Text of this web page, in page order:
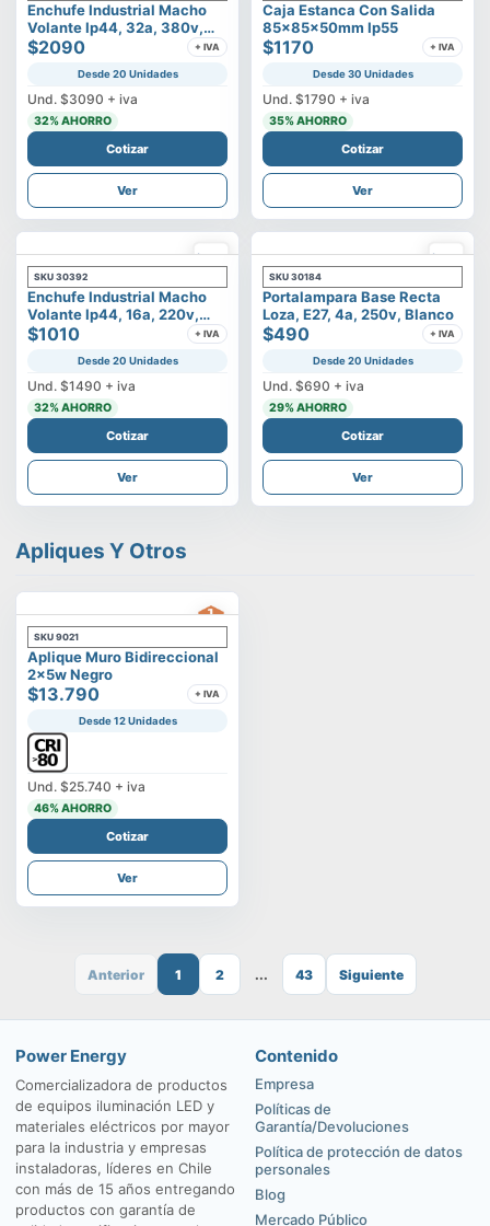
Enchufe Industrial Macho
Volante Ip44, 32a, 380v,
3p+t
$2090 + IVA
Desde 20 Unidades
Und. $3090 + iva
32% AHORRO
Cotizar
Ver
Caja Estanca Con Salida
85x85x50mm Ip55
$1170 + IVA
Desde 30 Unidades
Und. $1790 + iva
35% AHORRO
Cotizar
Ver
SKU 30392
Enchufe Industrial Macho
Volante Ip44, 16a, 220v,
2p+t
$1010 + IVA
Desde 20 Unidades
Und. $1490 + iva
32% AHORRO
Cotizar
Ver
SKU 30184
Portalampara Base Recta
Loza, E27, 4a, 250v, Blanco
$490 + IVA
Desde 20 Unidades
Und. $690 + iva
29% AHORRO
Cotizar
Ver
Apliques Y Otros
SKU 9021
Aplique Muro Bidireccional
2x5w Negro
$13.790 + IVA
Desde 12 Unidades
Und. $25.740 + iva
46% AHORRO
Cotizar
Ver
Anterior 1 2 ... 43 Siguiente
Power Energy
Comercializadora de productos
de equipos iluminación LED y
materiales eléctricos por mayor
para la industria y empresas
instaladoras, líderes en Chile
con más de 15 años entregando
productos con garantía de
Contenido
Empresa
Políticas de
Garantía/Devoluciones
Política de protección de datos
personales
Blog
Mercado Público